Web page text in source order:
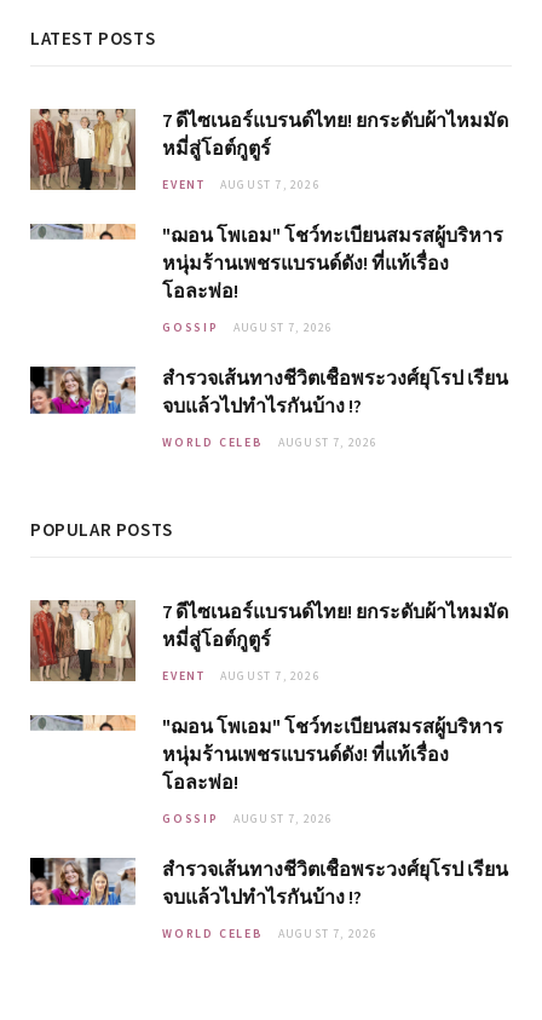
LATEST POSTS
7 ดีไซเนอร์แบรนด์ไทย! ยกระดับผ้าไหมมัด
หมี่สู่โอต์กูตูร์
EVENT AUGUST 7, 2026
"ฌอน โพเอม" โชว์ทะเบียนสมรสผู้บริหาร
หนุ่มร้านเพชรแบรนด์ดัง! ที่แท้เรื่อง
โอละพ่อ!
GOSSIP AUGUST 7, 2026
สำรวจเส้นทางชีวิตเชื้อพระวงศ์ยุโรป เรียน
จบแล้วไปทำไรกันบ้าง !?
WORLD CELEB AUGUST 7, 2026
POPULAR POSTS
7 ดีไซเนอร์แบรนด์ไทย! ยกระดับผ้าไหมมัด
หมี่สู่โอต์กูตูร์
EVENT AUGUST 7, 2026
"ฌอน โพเอม" โชว์ทะเบียนสมรสผู้บริหาร
หนุ่มร้านเพชรแบรนด์ดัง! ที่แท้เรื่อง
โอละพ่อ!
GOSSIP AUGUST 7, 2026
สำรวจเส้นทางชีวิตเชื้อพระวงศ์ยุโรป เรียน
จบแล้วไปทำไรกันบ้าง !?
WORLD CELEB AUGUST 7, 2026